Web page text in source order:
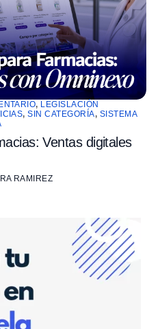
, LEGISLACIÓN
,SIN CATEGORÍA, SISTEMA
Ventas digitales
RAMIREZ